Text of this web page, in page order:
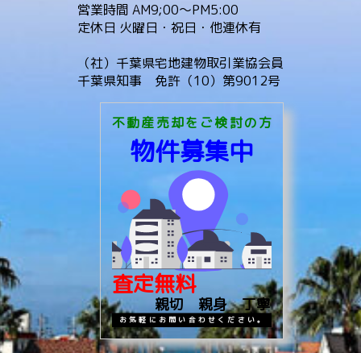
営業時間 AM9;00～PM5:00
定休日 火曜日・祝日・他連休有
（社）千葉県宅地建物取引業協会員
千葉県知事 免許（10）第9012号
不動産売却をご検討の方
物件募集中
査定無料
親切 親身 丁寧
お気軽にお問い合わせください。